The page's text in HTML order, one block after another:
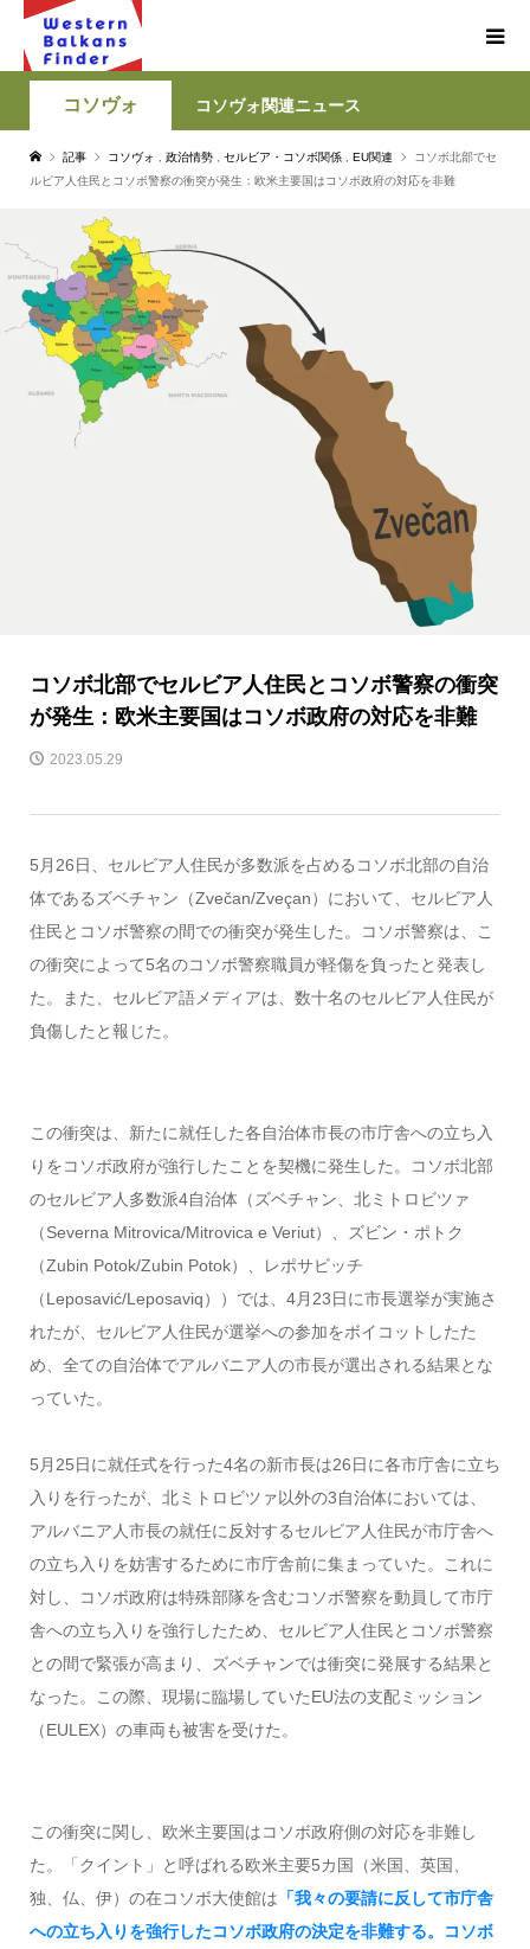
コソヴォ コソヴォ関連ニュース
記事 コソヴォ 政治情勢 セルビア・コソボ関係 EU関連
コソボ北部でセ
ルビア人住民とコソボ警察の衝突が発生：欧米主要国はコソボ政府の対応を非難
コソボ北部でセルビア人住民とコソボ警察の衝突
が発生：欧米主要国はコソボ政府の対応を非難
2023.05.29
5月26日、セルビア人住民が多数派を占めるコソボ北部の自治
体であるズベチャン（Zvečan/Zveçan）において、セルビア人
住民とコソボ警察の間での衝突が発生した。コソボ警察は、こ
の衝突によって5名のコソボ警察職員が軽傷を負ったと発表し
た。また、セルビア語メディアは、数十名のセルビア人住民が
負傷したと報じた。
この衝突は、新たに就任した各自治体市長の市庁舎への立ち入
りをコソボ政府が強行したことを契機に発生した。コソボ北部
のセルビア人多数派4自治体（ズベチャン、北ミトロビツァ
（Severna Mitrovica/Mitrovica e Veriut）、ズビン・ポトク
（Zubin Potok/Zubin Potok）、レポサビッチ
（Leposavić/Leposaviq））では、4月23日に市長選挙が実施さ
れたが、セルビア人住民が選挙への参加をボイコットしたた
め、全ての自治体でアルバニア人の市長が選出される結果とな
っていた。
5月25日に就任式を行った4名の新市長は26日に各市庁舎に立ち
入りを行ったが、北ミトロビツァ以外の3自治体においては、
アルバニア人市長の就任に反対するセルビア人住民が市庁舎へ
の立ち入りを妨害するために市庁舎前に集まっていた。これに
対し、コソボ政府は特殊部隊を含むコソボ警察を動員して市庁
舎への立ち入りを強行したため、セルビア人住民とコソボ警察
との間で緊張が高まり、ズベチャンでは衝突に発展する結果と
なった。この際、現場に臨場していたEU法の支配ミッション
（EULEX）の車両も被害を受けた。
この衝突に関し、欧米主要国はコソボ政府側の対応を非難し
た。「クイント」と呼ばれる欧米主要5カ国（米国、英国、
独、仏、伊）の在コソボ大使館は 「我々の要請に反して市庁舎
への立ち入りを強行したコソボ政府の決定を非難する。コソボ